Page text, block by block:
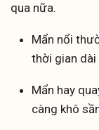
qua nữa.
Mẩn nổi
thời gian dài
Mẩn hay
càng khô